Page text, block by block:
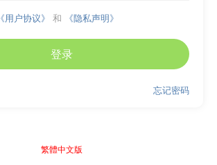
《用户协议》 和 《隐私声明》
登录
忘记密码
繁體中文版